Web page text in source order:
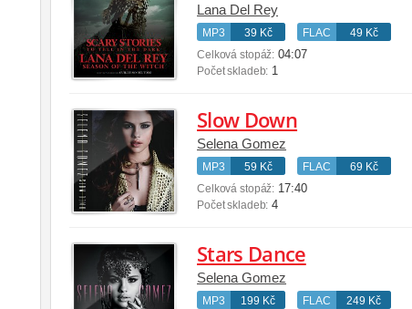
Lana Del Rey
MP3 39 Kč FLAC
49 Kč
Celková stopáž: 04:07
Počet skladeb: 1
Slow Down
Selena Gomez
MP3 59 Kč FLAC
69 Kč
Celková stopáž: 17:40
Počet skladeb: 4
Stars Dance
Selena Gomez
MP3 199 Kč FLAC
249 Kč